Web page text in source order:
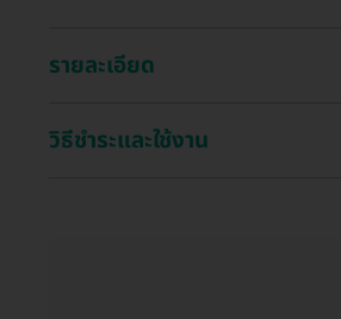
รายละเอียด
วิธีชำระและใช้งาน